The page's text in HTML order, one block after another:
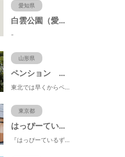
愛知県
白雲公園（愛知県名古屋市）
-
山形県
ペンション おもちゃばこ
東北では早くからペット歓迎の宿として人気。リピーター多い安心宿♪夕食は米沢牛と季節野菜を楽しめます。
東京都
はっぴーているずdogs room府中店
『はっぴーているず』には《Happy tales：幸せな物語》と《Happy tails》という2つの意味があります。 はっぴーているずdogs roomのスタッフはドッグライフカウンセラーやドッグインストラクター、愛玩動物飼養管理士の資格を有する犬の専門家です